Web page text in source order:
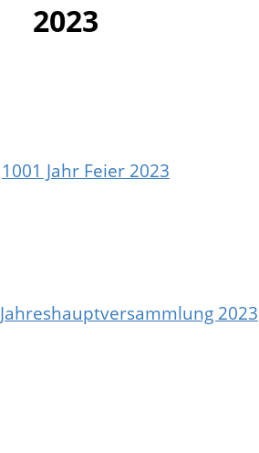
2023
1001 Jahr Feier 2023
Jahreshauptversammlung 2023